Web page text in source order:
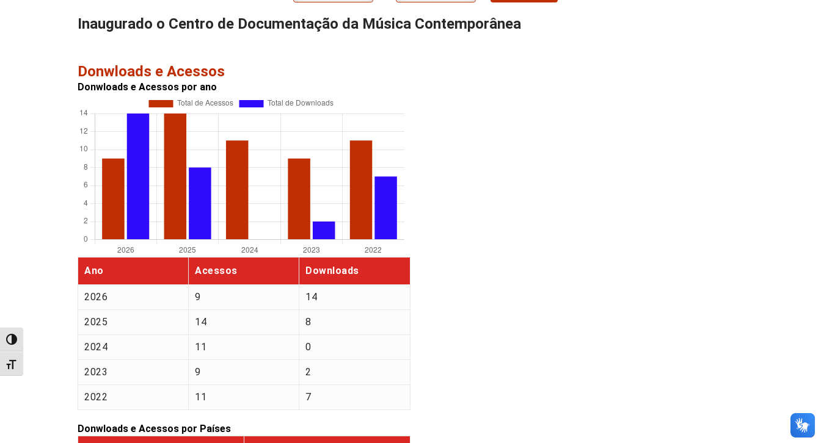
Alternar alto contraste
Alternar tamanho da fonte
Inaugurado o Centro de Documentação da Música Contemporânea
Donwloads e Acessos
Donwloads e Acessos por ano
Ano Acessos Downloads
2026 9 14
2025 14 8
2024 11 0
2023 9 2
2022 11 7
Donwloads e Acessos por Países